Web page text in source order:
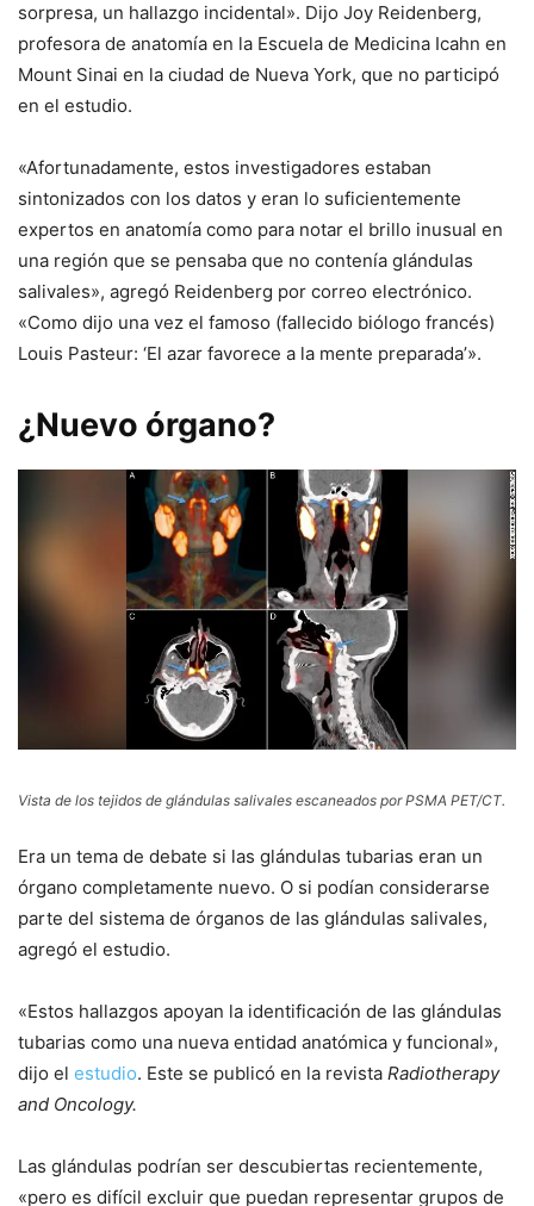
sorpresa, un hallazgo incidental». Dijo Joy Reidenberg,
profesora de anatomía en la Escuela de Medicina Icahn en
Mount Sinai en la ciudad de Nueva York, que no participó
en el estudio.
«Afortunadamente, estos investigadores estaban
sintonizados con los datos y eran lo suficientemente
expertos en anatomía como para notar el brillo inusual en
una región que se pensaba que no contenía glándulas
salivales», agregó Reidenberg por correo electrónico.
«Como dijo una vez el famoso (fallecido biólogo francés)
Louis Pasteur: ‘El azar favorece a la mente preparada’».
¿Nuevo órgano?
Vista de los tejidos de glándulas salivales escaneados por PSMA PET/CT.
Era un tema de debate si las glándulas tubarias eran un
órgano completamente nuevo. O si podían considerarse
parte del sistema de órganos de las glándulas salivales,
agregó el estudio.
«Estos hallazgos apoyan la identificación de las glándulas
tubarias como una nueva entidad anatómica y funcional»,
dijo el estudio. Este se publicó en la revista Radiotherapy
and Oncology.
Las glándulas podrían ser descubiertas recientemente,
«pero es difícil excluir que puedan representar grupos de